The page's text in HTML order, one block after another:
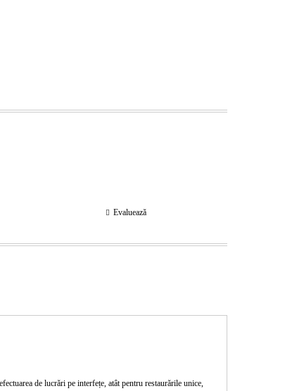
Evaluează
de lucrări pe interfețe, atât pentru restaurările unice,